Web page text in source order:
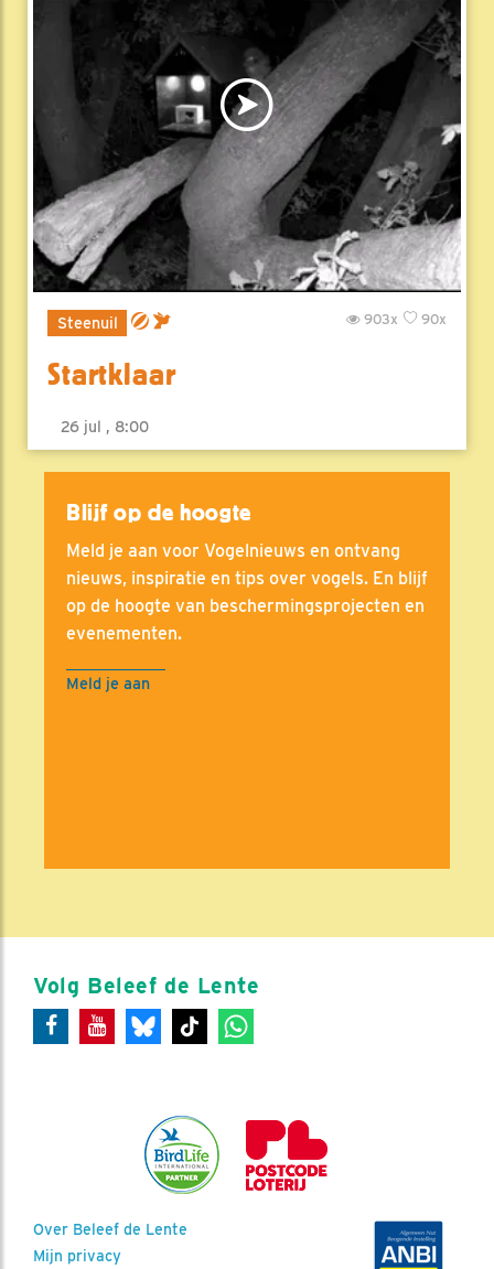
Steenuil 90x
903x
Startklaar
26 jul , 8:00
Blijf op de hoogte
Meld je aan voor Vogelnieuws en ontvang
nieuws, inspiratie en tips over vogels. En blijf
op de hoogte van beschermingsprojecten en
evenementen.
Meld je aan
Volg Beleef de Lente
Over Beleef de Lente
Mijn privacy